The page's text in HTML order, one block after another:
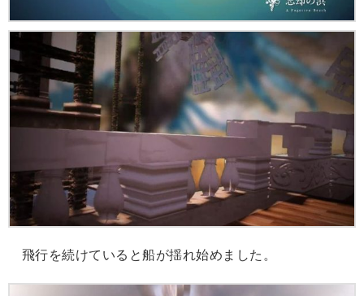
飛行を続けていると船が揺れ始めました。